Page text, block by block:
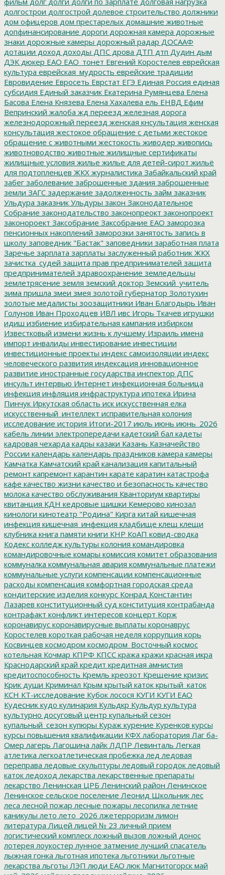
долгострои долгострой долевое строительство должники
дом офицеров дом престарелых домашние животные
допфинансирование дороги дорожная камера дорожные
знаки дорожные камеры дорожный радар ДОСААФ
дотации доход доходы ДПС дрова ДТП дтп Дудин дым
ДЭК дюкер ЕАО ЕАО_тонет Евгений Коростелев еврейская
культура еврейская_мудрость еврейские традиции
Евровидение Евросеть Еврстат ЕГЭ Единая Россия единая
субсидия Единый заказчик Екатерина Румянцева Елена
Басова Елена Князева Елена Хахалева ель ЕНВД Ефим
Вепринский жалоба жд переезд железная дорога
железнодорожный переезд женская кнсультация женская
консультация жестокое обращение с детьми жестокое
обращение с животными жестокость живодер живопись
животноводство животные жилищные сертификаты
жилищные условия жилье жилье для детей-сирот жильё
для подтопленцев ЖКХ журналистика Забайкальский край
забег заболевание заброшенные здания заброшенные
земли ЗАГС задержание задолженность займ заказник
Ульдура заказник Ульдуры закон Законодательное
Собрание законодательство законопреокт законопроект
законороект Заксобрание Заксобрание ЕАО заморозка
пенсионных накоплений заморозки занятость запись в
школу заповедник "Бастак" заповедники заработная плата
Заречье зарплата зарплаты заслуженный работник ЖКХ
зачистка_судей защита прав предпринимателей защита
предпринимателей здравоохранение земледельцы
землетрясение земля земский доктор Земский_учитель
зима пришла змеи змея золотой губернатор Золотухин
золотые медалисты зоозащитники Иван Благодырь Иван
Голунов Иван Проходцев ИВЛ ивс Игорь Ткачев игрушки
идиш избиение избирательная кампания избирком
Известковый измени жизнь к лучшему Израиль имена
импорт инвалиды инвестирование инвестиции
инвестиционные проекты индекс самоизоляции индекс
человеческого развития индексация инновационное
развитие иностранные государства инспектор ДПС
инсульт интервью Интернет инфекционная больница
инфекция инфляция инфраструктура ипотека Ирина
Пинчук Иркутская область иск искусственная елка
искусственный_интеллект исправительная колония
исследование история Итоги-2017 июль июнь июнь_2026
кабель линии электропередачи кадетский бал кадеты
кадровая чехарда кадры казаки Казань Казначейство
России календарь календарь праздников камера камеры
Камчатка Камчатский край канализация капитальный
ремонт капремонт карантин карате каратин катастрофа
кафе качество жизни качество и безопасность качество
молока качество обслуживания Кванториум квартиры
квитанция КДН кедровые шишки Кемерово кинозал
кинологи кинотеатр "Родина" Кирга китай кишечная
инфекция кишечная_инфекция кладбище клещ клещи
клубника книга памяти книги КНР КоАП ковид-сводка
Кодекс колледж культуры колония командировка
командировочные комары комиссия комитет образования
коммуналка коммунальная авария коммунальные платежи
коммунальные услуги компенсации компенсационные
расходы компенсация комфортная городская среда
кондитерские изделия конкурс Конрад Константин
Лазарев конституционный суд конституция контрабанда
контрафакт конфликт интересов концерт Корж
коронавирус коронавирусные выплаты коронаврус
Коростелев короткая рабочая неделя коррупция корь
Косвинцев космодром космодром_Восточный космос
котельная Кочмар КПРФ КПСС кража кражи красная икра
Краснодарский край кредит кредитная амнистия
кредитоспособность Кремль креозот Крещение кризис
Крик души Криминал Крым крытый каток крытый_каток
КСН КТ-исследование Кубок лосося КУГИ КУГИ ЕАО
Кудесник кудо кулинария Кульдкр Кульдур культура
культурно досуговый центр купальный сезон
купальный_сезон купюры Кураж курение Куренков курсы
курсы повышения квалификации КФХ лаборатория Лаг ба-
Омер лагерь Лагошина лайк ЛДПР Левинталь Легкая
атлетика легкоатлетическая пробежка лед ледовая
переправа ледовые скульптуры ледовый городок ледовый
каток ледоход лекарства лекарственные препараты
лекарство Ленинская ЦРБ Ленинский район Ленинское
Ленинское сельское поселение Леонид Школьник лес
леса лесной пожар лесные пожары лесопилка летние
каникулы лето лето_2026 лжетерроризм лимон
литература Лицей лицей № 23 личный прием
логистический комплеск ложный вызов ложный донос
лотерея лоукостер лунное затмение лучший спасатель
лыжная гонка льготная ипотека льготники льготные
лекарства льготы ЛЭП люди ЕАО люк Магнитогорск май